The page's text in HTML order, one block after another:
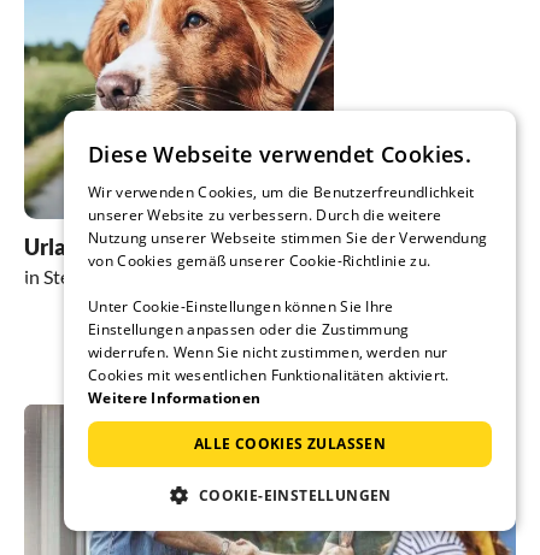
Urlaub mit Hund
in Steenfeld
Diese Webseite verwendet Cookies.
Wir verwenden Cookies, um die Benutzerfreundlichkeit
unserer Website zu verbessern. Durch die weitere
Nutzung unserer Webseite stimmen Sie der Verwendung
von Cookies gemäß unserer Cookie-Richtlinie zu.
Unter Cookie-Einstellungen können Sie Ihre
Einstellungen anpassen oder die Zustimmung
widerrufen. Wenn Sie nicht zustimmen, werden nur
Cookies mit wesentlichen Funktionalitäten aktiviert.
Weitere Informationen
ALLE COOKIES ZULASSEN
COOKIE-EINSTELLUNGEN